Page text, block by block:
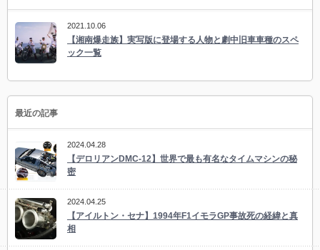
2021.10.06
【湘南爆走族】実写版に登場する人物と劇中旧車車種のスペ
ック一覧
最近の記事
2024.04.28
【デロリアンDMC-12】世界で最も有名なタイムマシンの秘
密
2024.04.25
【アイルトン・セナ】1994年F1イモラGP事故死の経緯と真
相